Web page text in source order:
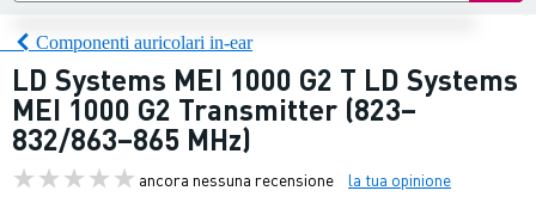
Componenti auricolari in-ear
LD Systems MEI 1000 G2 T LD Systems
MEI 1000 G2 Transmitter (823–
832/863–865 MHz)
ancora nessuna recensione la tua opinione